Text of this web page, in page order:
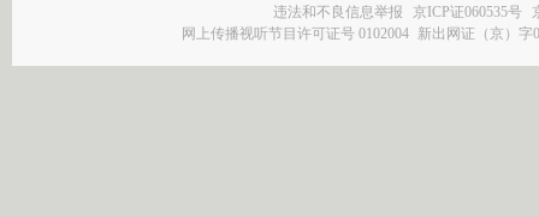
违法和不良信息举报
京ICP证060535号
网上传播视听节目许可证号 0102004 新出网证（京）